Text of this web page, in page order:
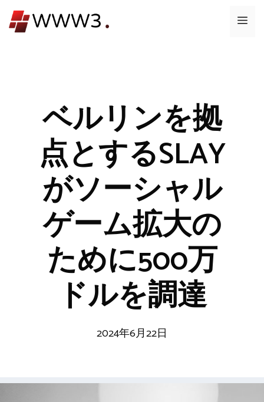
ン
メ
ベルリンを拠
点とするSLAY
がソーシャル
ゲーム拡大の
ために500万
ドルを調達
2024年6月22日